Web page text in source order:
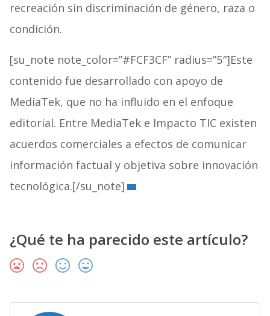
recreación sin discriminación de género, raza o
condición.
[su_note note_color=”#FCF3CF” radius=”5″]Este
contenido fue desarrollado con apoyo de
MediaTek, que no ha influido en el enfoque
editorial. Entre MediaTek e Impacto TIC existen
acuerdos comerciales a efectos de comunicar
información factual y objetiva sobre innovación
tecnológica.[/su_note]
¿Qué te ha parecido este artículo?